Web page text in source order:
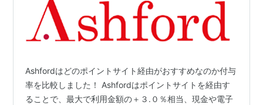
Ashfordはどのポイントサイト経由がおすすめなのか付与
率を比較しました！ Ashfordはポイントサイトを経由す
ることで、最大で利用金額の＋３.０％相当、現金や電子